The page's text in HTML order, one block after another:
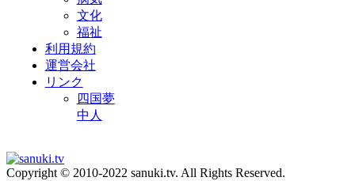
文化
福祉
利用規約
運営会社
リンク
四国夢
中人
Copyright © 2010-2022 sanuki.tv. All Rights Reserved.